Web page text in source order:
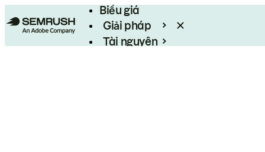
Biểu giá
Giải pháp
Tài nguyên